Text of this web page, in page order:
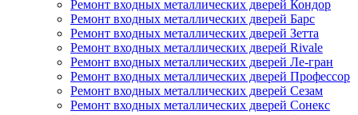
Ремонт входных металлических дверей Кондор
Ремонт входных металлических дверей Барс
Ремонт входных металлических дверей Зетта
Ремонт входных металлических дверей Rivale
Ремонт входных металлических дверей Ле-гран
Ремонт входных металлических дверей Профессор
Ремонт входных металлических дверей Сезам
Ремонт входных металлических дверей Сонекс